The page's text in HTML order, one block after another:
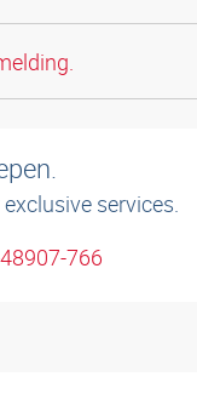
services.
766